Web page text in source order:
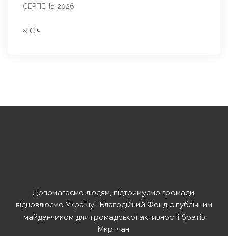
СЕРПЕНЬ 2026
« Січ
Допомагаємо людям, підтримуємо громади,
відновлюємо Україну! ️ Благодійний Фонд є публічним
майданчиком для громадської активності братів
Мкртчан.